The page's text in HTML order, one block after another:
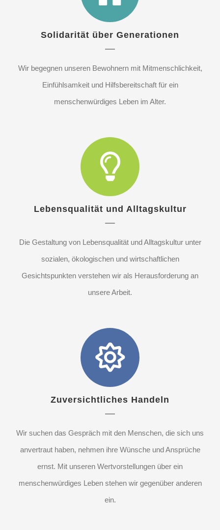
Solidarität über Generationen
Wir begegnen unseren Bewohnern mit Mitmenschlichkeit,
Einfühlsamkeit und Hilfsbereitschaft für ein
menschenwürdiges Leben im Alter.
Lebensqualität und Alltagskultur
Die Gestaltung von Lebensqualität und Alltagskultur unter
sozialen, ökologischen und wirtschaftlichen
Gesichtspunkten verstehen wir als Herausforderung an
unsere Arbeit.
Zuversichtliches Handeln
Wir suchen das Gespräch mit den Menschen, die sich uns
anvertraut haben, nehmen ihre Wünsche und Ansprüche
ernst. Mit unseren Wertvorstellungen über ein
menschenwürdiges Leben stehen wir gegenüber anderen
ein.